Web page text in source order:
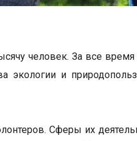
человек. За все
экологии и
Сферы их